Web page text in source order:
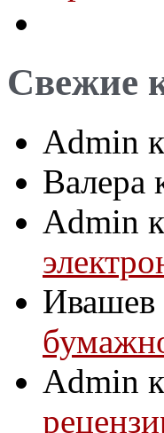
Свежие
Admin
Валера
Admin
Ивашев
Admin